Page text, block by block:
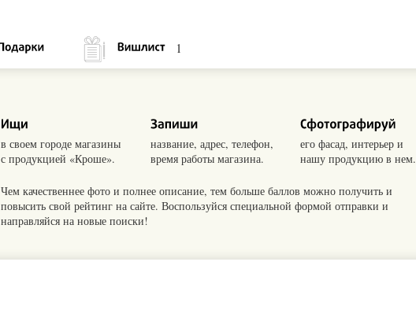
1
в своем городе магазины
с продукцией «Кроше».
название, адрес, телефон,
время работы магазина.
его фасад, интерьер и
нашу продукцию в нем.
Чем качественнее фото и полнее описание, тем больше баллов можно получить и
повысить свой рейтинг на сайте. Воспользуйся специальной формой отправки и
направляйся на новые поиски!